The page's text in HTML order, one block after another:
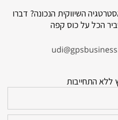
השיווקית הנכונה? דברו
הכל על כוס קפה
ללא התחייבות